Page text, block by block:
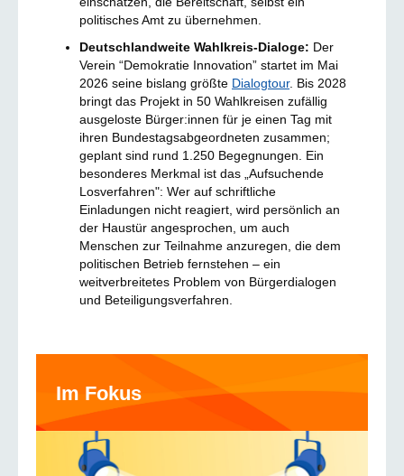
politisches Amt zu übernehmen.
Deutschlandweite Wahlkreis-Dialoge: Der
Verein “Demokratie Innovation” startet im Mai
2026 seine bislang größte Dialogtour. Bis 2028
bringt das Projekt in 50 Wahlkreisen zufällig
ausgeloste Bürger:innen für je einen Tag mit
ihren Bundestagsabgeordneten zusammen;
geplant sind rund 1.250 Begegnungen. Ein
besonderes Merkmal ist das „Aufsuchende
Losverfahren": Wer auf schriftliche
Einladungen nicht reagiert, wird persönlich an
der Haustür angesprochen, um auch
Menschen zur Teilnahme anzuregen, die dem
politischen Betrieb fernstehen – ein
weitverbreitetes Problem von Bürgerdialogen
und Beteiligungsverfahren.
Im Fokus